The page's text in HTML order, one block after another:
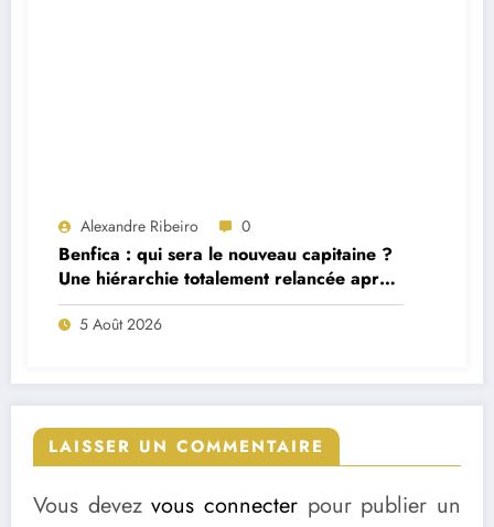
Alexandre Ribeiro 0
Benfica : qui sera le nouveau capitaine ?
Une hiérarchie totalement relancée après
deux départs majeurs
5 Août 2026
LAISSER UN COMMENTAIRE
Vous devezvous connecter pour publier un